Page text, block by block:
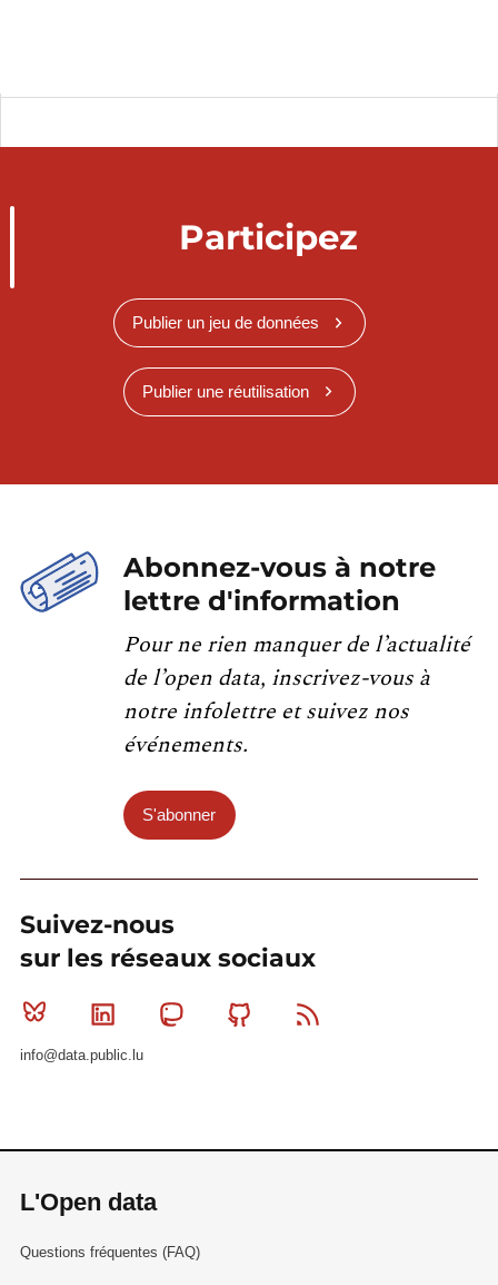
Participez
Publier un jeu de données
Publier une réutilisation
Abonnez-vous à notre
lettre d'information
Pour ne rien manquer de l’actualité
de l’open data, inscrivez-vous à
notre infolettre et suivez nos
événements.
S'abonner
Suivez-nous
sur les réseaux sociaux
Bluesky Linkedin MastodonGithub
info@data.public.lu
L'Open data
Questions fréquentes (FAQ)